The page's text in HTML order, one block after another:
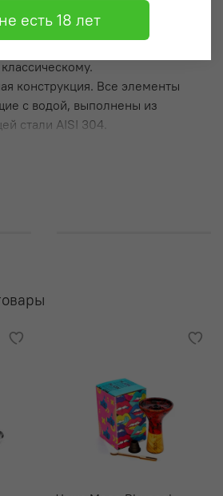
счет регулируемого диффузора.
конструкция. Все элементы
с водой, выполнены из
стали AISI 304.
есть 18 лет